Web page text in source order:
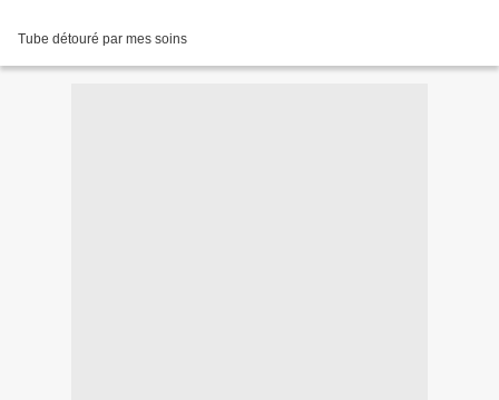
Tube détouré par mes soins